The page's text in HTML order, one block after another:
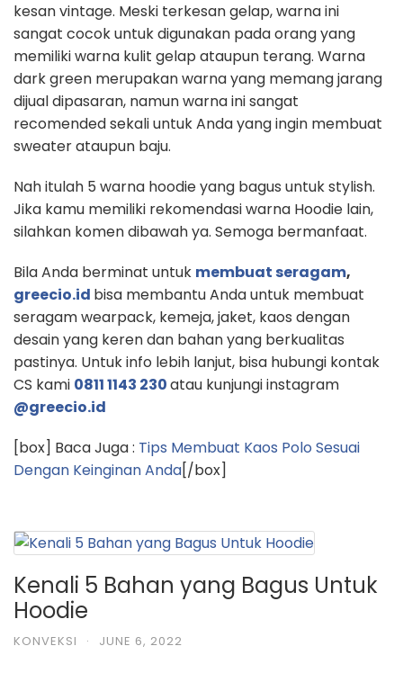
kesan vintage. Meski terkesan gelap, warna ini
sangat cocok untuk digunakan pada orang yang
memiliki warna kulit gelap ataupun terang. Warna
dark green merupakan warna yang memang jarang
dijual dipasaran, namun warna ini sangat
recomended sekali untuk Anda yang ingin membuat
sweater ataupun baju.
Nah itulah 5 warna hoodie yang bagus untuk stylish.
Jika kamu memiliki rekomendasi warna Hoodie lain,
silahkan komen dibawah ya. Semoga bermanfaat.
Bila Anda berminat untuk membuat seragam,
greecio.id bisa membantu Anda untuk membuat
seragam wearpack, kemeja, jaket, kaos dengan
desain yang keren dan bahan yang berkualitas
pastinya. Untuk info lebih lanjut, bisa hubungi kontak
CS kami 0811 1143 230atau kunjungi instagram
@greecio.id
[box] Baca Juga : Tips Membuat Kaos Polo Sesuai
Dengan Keinginan Anda[/box]
Kenali 5 Bahan yang Bagus Untuk
Hoodie
KONVEKSI · JUNE 6, 2022